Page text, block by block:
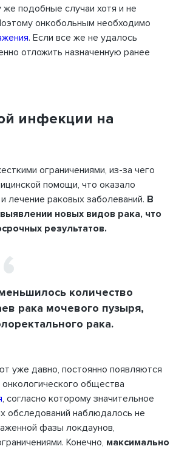
подобные случаи хотя и не
онкобольным необходимо
. Если все же не удалось
отложить назначенную ранее
инфекции на
ограничениями, из-за чего
помощи, что оказало
лечение раковых заболеваний. В
новых видов рака, что
результатов.
количество
рака мочевого пузыря,
рака.
уже давно, постоянно появляются
общества
, согласно которому значительное
обследований наблюдалось не
фазы локдаунов,
Конечно, максимально
ВХОД